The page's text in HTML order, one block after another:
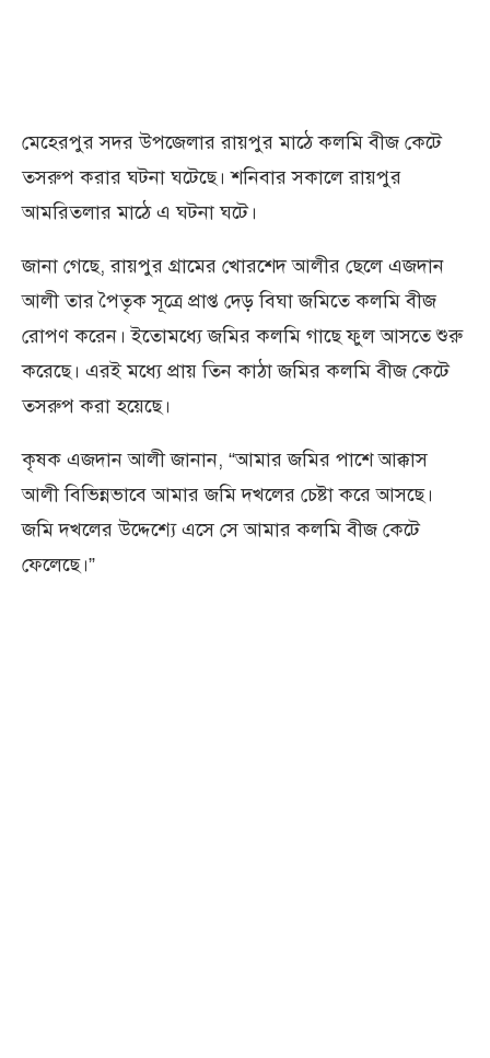
মেহেরপুর সদর উপজেলার রায়পুর মাঠে কলমি বীজ কেটে
তসরুপ করার ঘটনা ঘটেছে। শনিবার সকালে রায়পুর
আমরিতলার মাঠে এ ঘটনা ঘটে।
জানা গেছে, রায়পুর গ্রামের খোরশেদ আলীর ছেলে এজদান
আলী তার পৈতৃক সূত্রে প্রাপ্ত দেড় বিঘা জমিতে কলমি বীজ
রোপণ করেন। ইতোমধ্যে জমির কলমি গাছে ফুল আসতে শুরু
করেছে। এরই মধ্যে প্রায় তিন কাঠা জমির কলমি বীজ কেটে
তসরুপ করা হয়েছে।
কৃষক এজদান আলী জানান, “আমার জমির পাশে আক্কাস
আলী বিভিন্নভাবে আমার জমি দখলের চেষ্টা করে আসছে।
জমি দখলের উদ্দেশ্যে এসে সে আমার কলমি বীজ কেটে
ফেলেছে।”